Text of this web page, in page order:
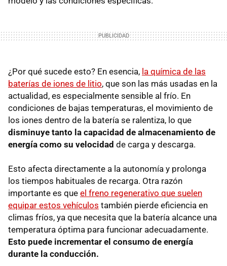
¿Por qué sucede esto? En esencia, la química de las
baterías de iones de litio, que son las más usadas en la
actualidad, es especialmente sensible al frío. En
condiciones de bajas temperaturas, el movimiento de
los iones dentro de la batería se ralentiza, lo que
disminuye tanto la capacidad de almacenamiento de
energía como su velocidad de carga y descarga.
Esto afecta directamente a la autonomía y prolonga
los tiempos habituales de recarga. Otra razón
importante es que el freno regenerativo que suelen
equipar estos vehículos también pierde eficiencia en
climas fríos, ya que necesita que la batería alcance una
temperatura óptima para funcionar adecuadamente.
Esto puede incrementar el consumo de energía
durante la conducción.